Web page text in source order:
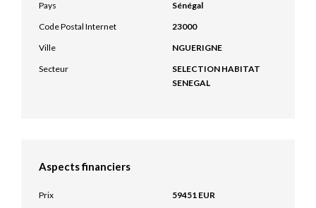
Pays
Sénégal
Code Postal Internet
23000
Ville
NGUERIGNE
Secteur
SELECTION HABITAT
SENEGAL
Aspects financiers
Prix
59451 EUR